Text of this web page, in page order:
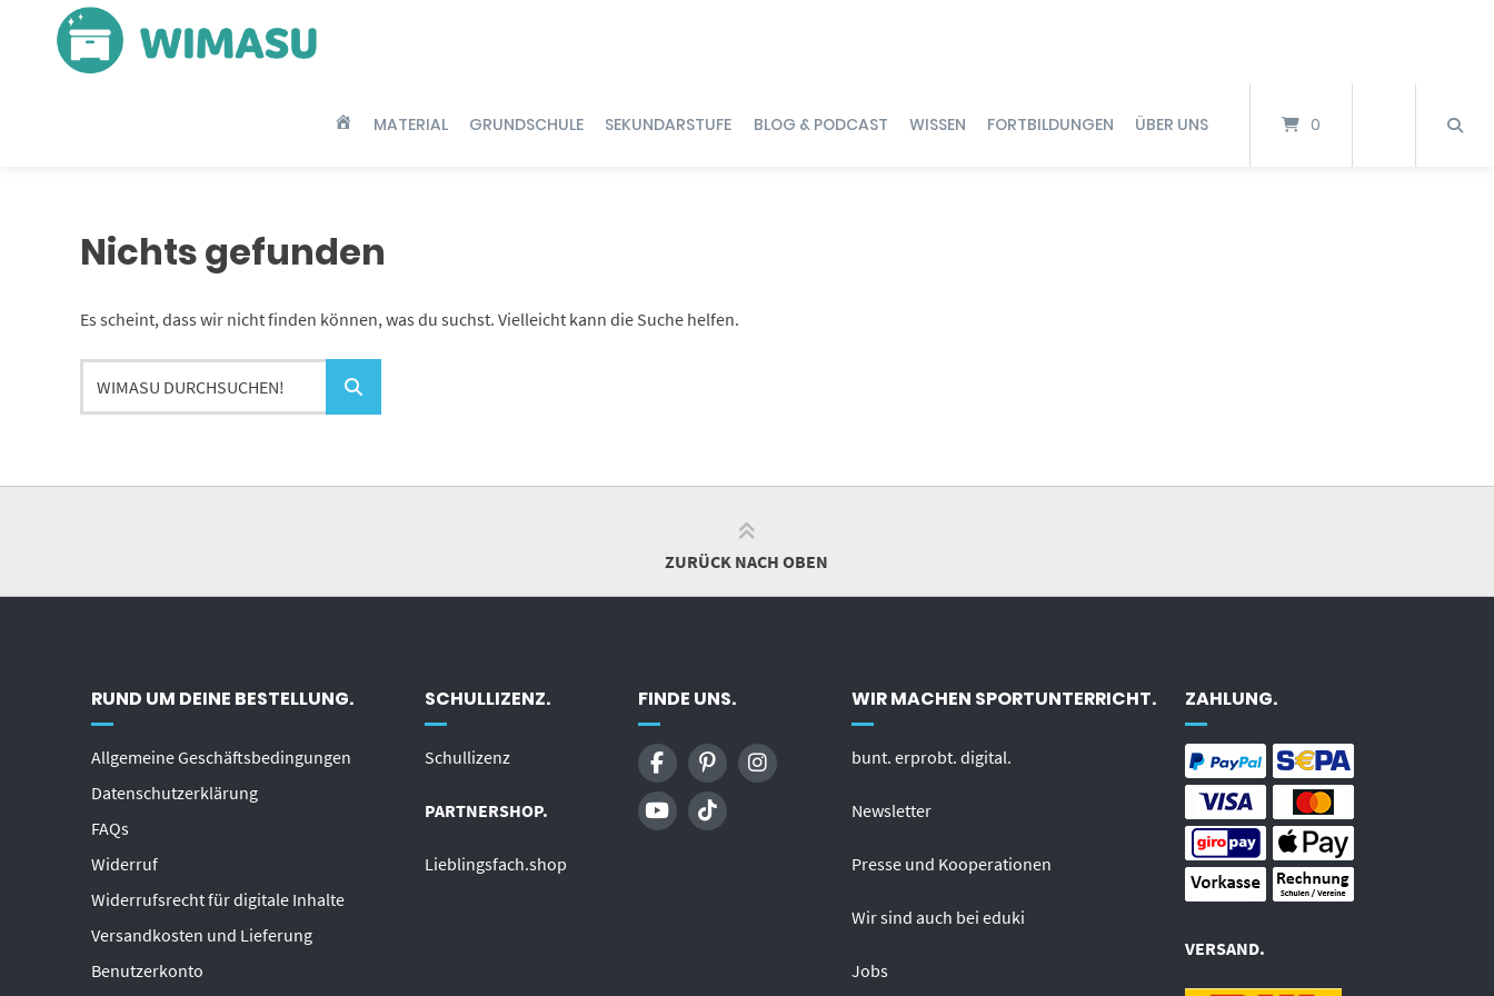
HOMEMATERIAL GRUNDSCHULE SEKUNDARSTUFE BLOG & PODCAST WISSEN FORTBILDUNGEN ÜBER UNS 0
Nichts gefunden
Es scheint, dass wir nicht finden können, was du suchst. Vielleicht kann die Suche helfen.
durchsuchen!
ZURÜCK NACH OBEN
RUND UM DEINE BESTELLUNG.
Allgemeine Geschäftsbedingungen
Datenschutzerklärung
FAQs
Widerruf
Widerrufsrecht für digitale Inhalte
Versandkosten und Lieferung
Benutzerkonto
SCHULLIZENZ.
Schullizenz
PARTNERSHOP.
Lieblingsfach.shop
FINDE UNS. WIR MACHEN SPORTUNTERRICHT.
bunt. erprobt. digital.
Newsletter
Presse und Kooperationen
Wir sind auch bei eduki
Jobs
ZAHLUNG.
VERSAND.